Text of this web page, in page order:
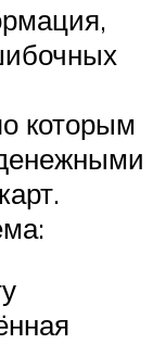
которым